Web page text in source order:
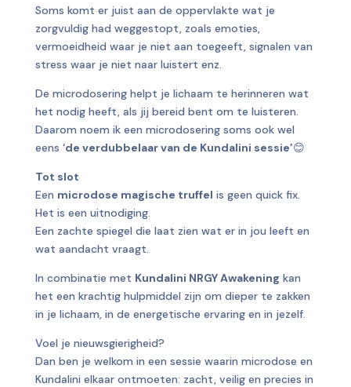
Soms komt er juist aan de oppervlakte wat je
zorgvuldig had weggestopt, zoals emoties,
vermoeidheid waar je niet aan toegeeft, signalen van
stress waar je niet naar luistert enz.
De microdosering helpt je lichaam te herinneren wat
het nodig heeft, als jij bereid bent om te luisteren.
Daarom noem ik een microdosering soms ook wel
eens ‘de verdubbelaar van de Kundalini sessie’😊
Tot slot
Een microdose magische truffel is geen quick fix.
Het is een uitnodiging.
Een zachte spiegel die laat zien wat er in jou leeft en
wat aandacht vraagt.
In combinatie met Kundalini NRGY Awakening kan
het een krachtig hulpmiddel zijn om dieper te zakken
in je lichaam, in de energetische ervaring en in jezelf.
Voel je nieuwsgierigheid?
Dan ben je welkom in een sessie waarin microdose en
Kundalini elkaar ontmoeten: zacht, veilig en precies in